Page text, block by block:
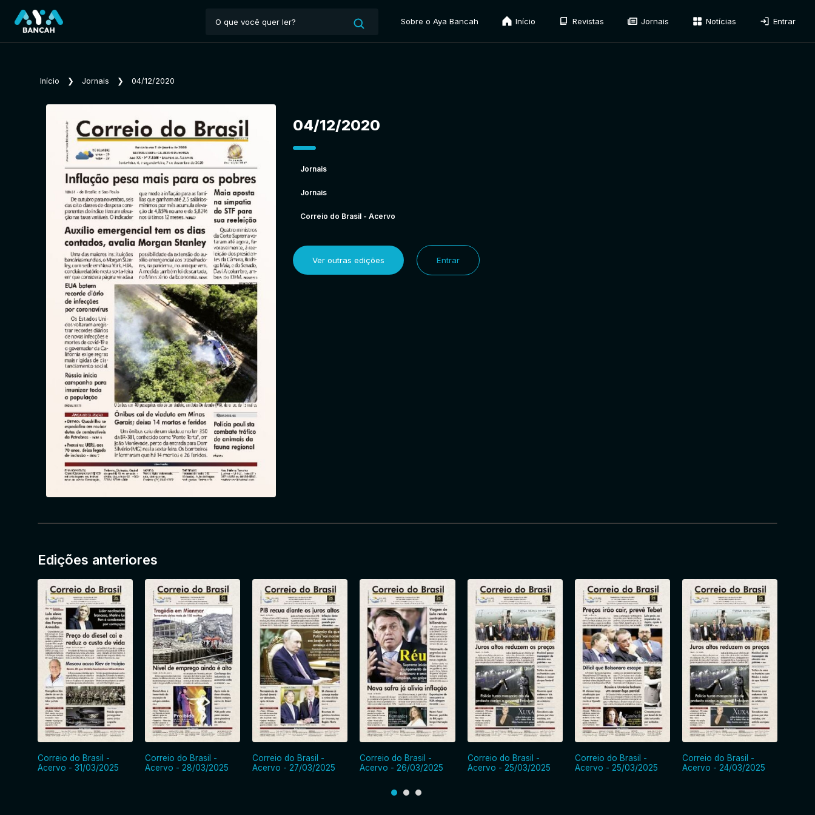
Sobre o Aya Bancah Início Revistas Jornais Notícias Entrar
Início ❯ Jornais ❯ 04/12/2020
04/12/2020
Jornais
Jornais
Correio do Brasil - Acervo
Ver outras edições Entrar
Edições anteriores
Correio do Brasil -
Acervo - 31/03/2025
Correio do Brasil -
Acervo - 28/03/2025
Correio do Brasil -
Acervo - 27/03/2025
Correio do Brasil -
Acervo - 26/03/2025
Correio do Brasil -
Acervo - 25/03/2025
Correio do Brasil -
Acervo - 25/03/2025
Correio do Brasil -
Acervo - 24/03/2025